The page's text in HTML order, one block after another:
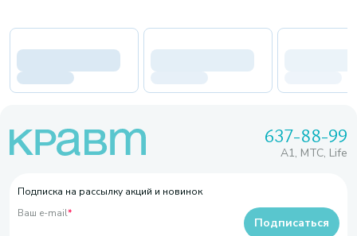
637-88-99
A1, МТС, Life
Подписка на рассылку акций и новинок
Ваш e-mail*
Подписаться